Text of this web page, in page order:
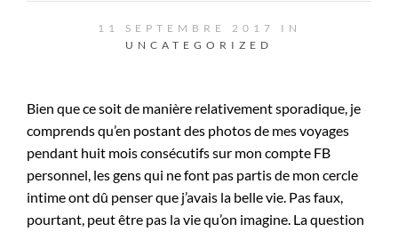
11 SEPTEMBRE 2017 IN
UNCATEGORIZED
Bien que ce soit de manière relativement sporadique, je
comprends qu’en postant des photos de mes voyages
pendant huit mois consécutifs sur mon compte FB
personnel, les gens qui ne font pas partis de mon cercle
intime ont dû penser que j’avais la belle vie. Pas faux,
pourtant, peut être pas la vie qu’on imagine. La question